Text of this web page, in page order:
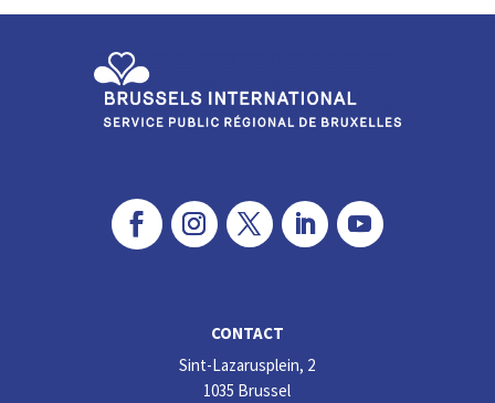
CONTACT
Sint-Lazarusplein, 2
1035 Brussel